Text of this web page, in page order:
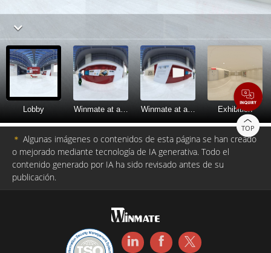
TOP
＊ Algunas imágenes o contenidos de esta página se han creado
o mejorado mediante tecnología de IA generativa. Todo el
contenido generado por IA ha sido revisado antes de su
publicación.